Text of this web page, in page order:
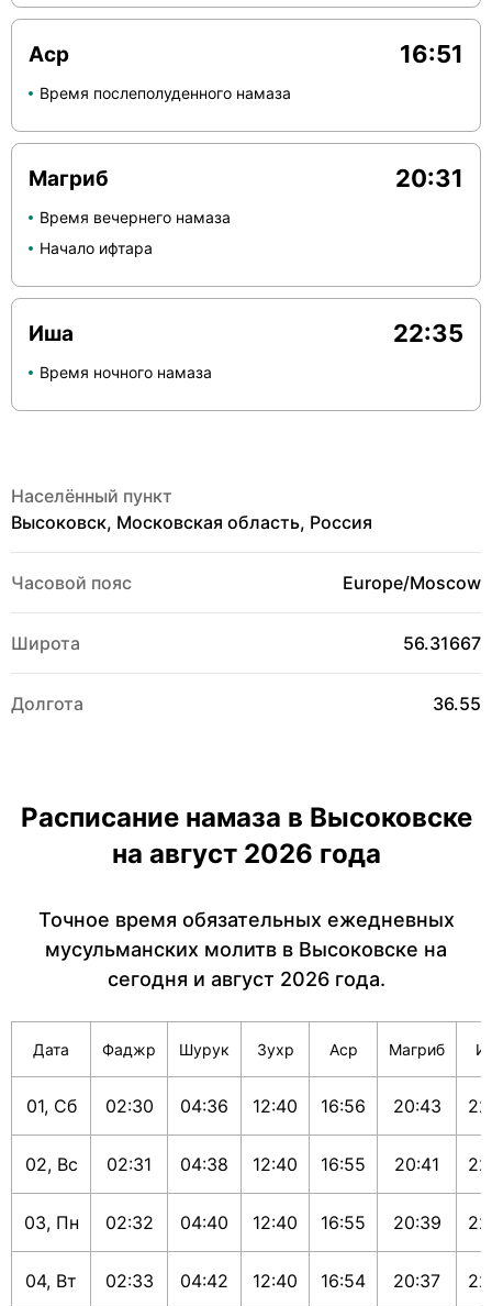
Аср 16:51
Время послеполуденного намаза
Магриб 20:31
Время вечернего намаза
Начало ифтара
Иша 22:35
Время ночного намаза
Населённый пункт
Высоковск, Московская область, Россия
Часовой пояс Europe/Moscow
Широта 56.31667
Долгота 36.55
Расписание намаза в Высоковске
на август 2026 года
Точное время обязательных ежедневных
мусульманских молитв в Высоковске на
сегодня и август 2026 года.
Дата Фаджр Шурук Зухр Аср Магриб
01, Сб 02:30 04:36 12:40 16:56 20:43
02, Вс 02:31 04:38 12:40 16:55 20:41
03, Пн 02:32 04:40 12:40 16:55 20:39
04, Вт 02:33 04:42 12:40 16:54 20:37